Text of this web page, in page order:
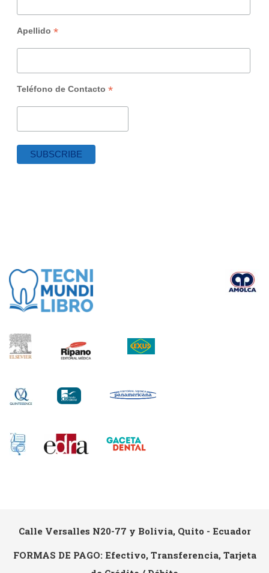
Apellido *
Teléfono de Contacto *
Calle Versalles N20-77 y Bolivia, Quito - Ecuador
FORMAS DE PAGO: Efectivo, Transferencia, Tarjeta